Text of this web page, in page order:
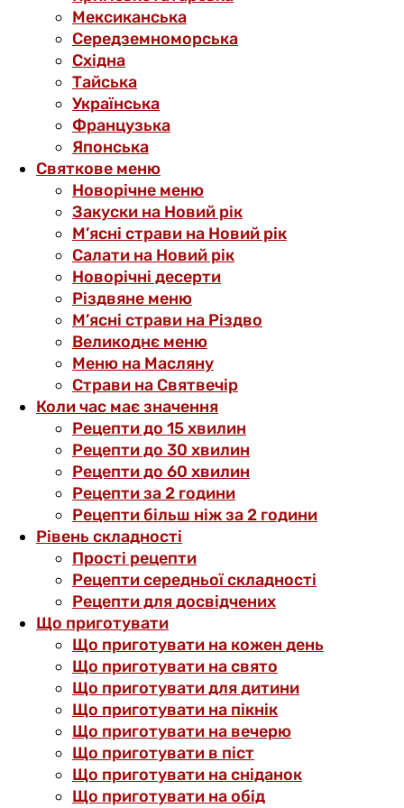
Мексиканська
Середземноморська
Східна
Тайська
Українська
Французька
Японська
Святкове меню
Новорічне меню
Закуски на Новий рік
М’ясні страви на Новий рік
Салати на Новий рік
Новорічні десерти
Різдвяне меню
М’ясні страви на Різдво
Великоднє меню
Меню на Масляну
Страви на Святвечір
Коли час має значення
Рецепти до 15 хвилин
Рецепти до 30 хвилин
Рецепти до 60 хвилин
Рецепти за 2 години
Рецепти більш ніж за 2 години
Рівень складності
Прості рецепти
Рецепти середньої складності
Рецепти для досвідчених
Що приготувати
Що приготувати на кожен день
Що приготувати на свято
Що приготувати для дитини
Що приготувати на пікнік
Що приготувати на вечерю
Що приготувати в піст
Що приготувати на сніданок
Що приготувати на обід